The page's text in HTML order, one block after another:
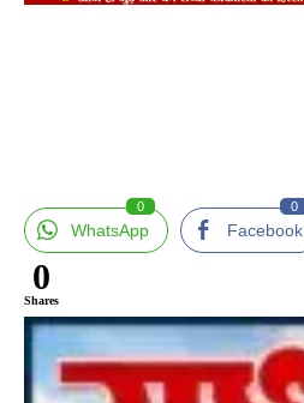
WhatsApp
0
Facebook
0
0
Shares